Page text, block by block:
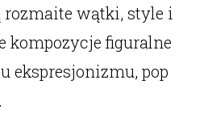
rozmaite wątki, style i
kompozycje figuralne
ekspresjonizmu, pop